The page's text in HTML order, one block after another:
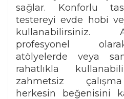
sağlar. Konforlu
testereyi evde hobi
kullanabilirsiniz.
profesyonel
atölyelerde veya
rahatlıkla
zahmetsiz
herkesin beğenisini